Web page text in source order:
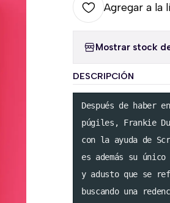
Agregar a la
Mostrar stock
DESCRIPCIÓN
Después de haber
púgiles, Frankie
con la ayuda de
es además su
y adusto que se
buscando una